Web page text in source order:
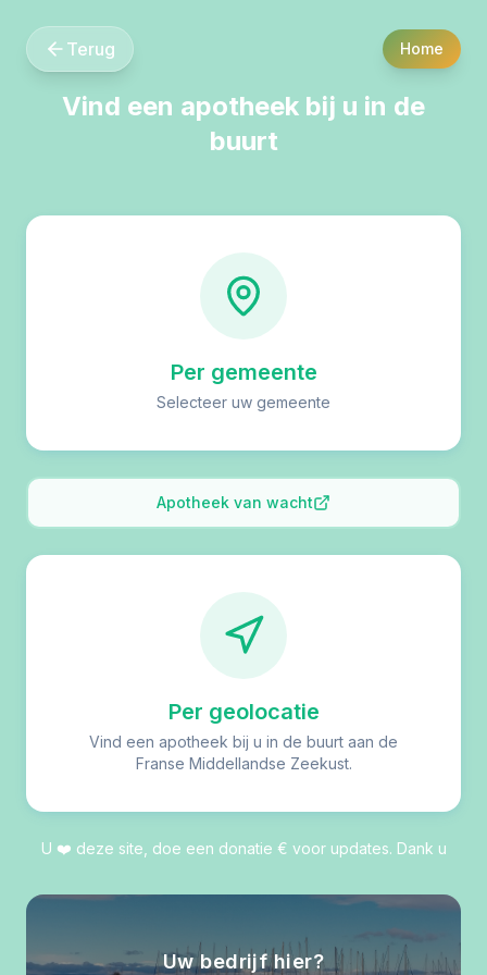
Terug Home
Vind een apotheek bij u in de
buurt
Per gemeente
Selecteer uw gemeente
Apotheek van wacht
Per geolocatie
Vind een apotheek bij u in de buurt aan de
Franse Middellandse Zeekust.
U ❤️ deze site, doe een donatie € voor updates. Dank u
Uw bedrijf hier?